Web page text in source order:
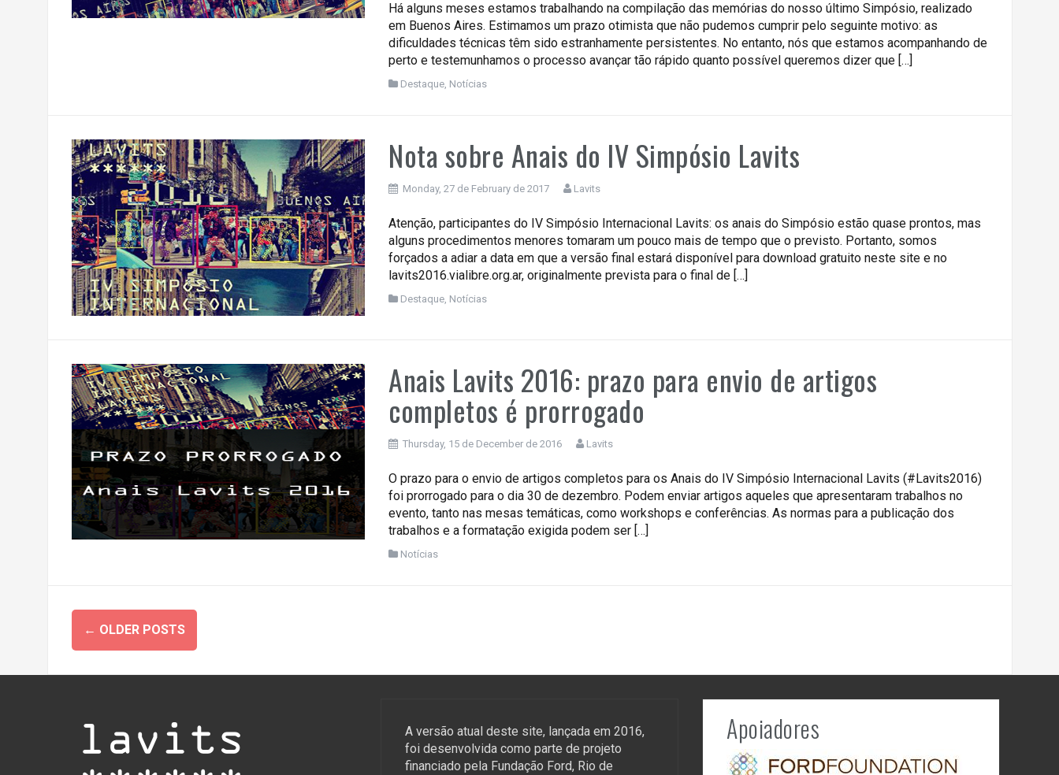
Há alguns meses estamos trabalhando na compilação das memórias do nosso último Simpósio, realizado
em Buenos Aires. Estimamos um prazo otimista que não pudemos cumprir pelo seguinte motivo: as
dificuldades técnicas têm sido estranhamente persistentes. No entanto, nós que estamos acompanhando de
perto e testemunhamos o processo avançar tão rápido quanto possível queremos dizer que […]
Destaque, Notícias
Nota sobre Anais do IV Simpósio Lavits
Monday, 27 de February de 2017 Lavits
Atenção, participantes do IV Simpósio Internacional Lavits: os anais do Simpósio estão quase prontos, mas
alguns procedimentos menores tomaram um pouco mais de tempo que o previsto. Portanto, somos
forçados a adiar a data em que a versão final estará disponível para download gratuito neste site e no
lavits2016.vialibre.org.ar, originalmente prevista para o final de […]
Destaque, Notícias
Anais Lavits 2016: prazo para envio de artigos
completos é prorrogado
Thursday, 15 de December de 2016 Lavits
O prazo para o envio de artigos completos para os Anais do IV Simpósio Internacional Lavits (#Lavits2016)
foi prorrogado para o dia 30 de dezembro. Podem enviar artigos aqueles que apresentaram trabalhos no
evento, tanto nas mesas temáticas, como workshops e conferências. As normas para a publicação dos
trabalhos e a formatação exigida podem ser […]
Notícias
Posts
navigation
← OLDER POSTS
A versão atual deste site, lançada em 2016,
foi desenvolvida como parte de projeto
financiado pela Fundação Ford, Rio de
Apoiadores